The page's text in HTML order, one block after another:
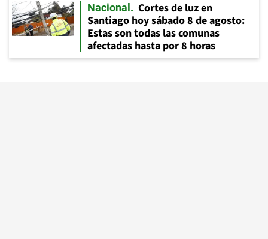
Nacional
Cortes de luz en
Santiago hoy sábado 8 de agosto:
Estas son todas las comunas
afectadas hasta por 8 horas